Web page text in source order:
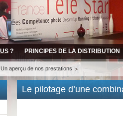
? PRINCIPES DE LA DISTRIBUTION
Un aperçu de nos prestations
Le pilotage d’une